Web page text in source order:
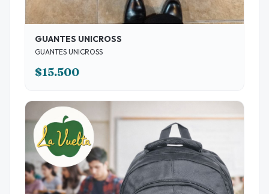
GUANTES UNICROSS
GUANTES UNICROSS
$15.500